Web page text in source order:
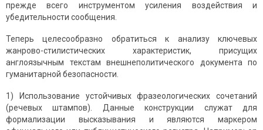
прежде всего инструментом усиления воздействия и
убедительности сообщения.
Теперь целесообразно обратиться к анализу ключевых
жанрово-стилистических характеристик, присущих
англоязычным текстам внешнеполитического документа по
гуманитарной безопасности.
1) Использование устойчивых фразеологических сочетаний
(речевых штампов). Данные конструкции служат для
формализации высказывания и являются маркером